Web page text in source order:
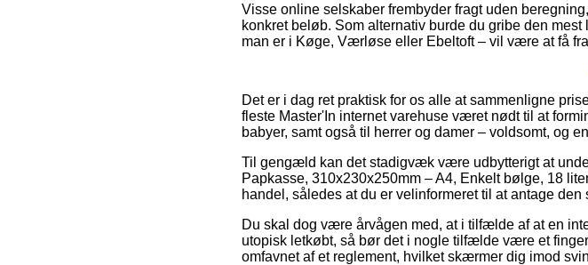
Visse online selskaber frembyder fragt uden
konkret beløb. Som alternativ burde du gribe den
man er i Køge, Værløse eller Ebeltoft – vil være at få
Det er i dag ret praktisk for os alle at sammenligne
fleste Master'In internet varehuse været nødt til at
babyer, samt også til herrer og damer – voldsomt, og
Til gengæld kan det stadigvæk være udbytterigt at
Papkasse, 310x230x250mm – A4, Enkelt bølge, 18
handel, således at du er velinformeret til at antage den
Du skal dog være årvågen med, at i tilfælde af at en
utopisk letkøbt, så bør det i nogle tilfælde være et
omfavnet af et reglement, hvilket skærmer dig imod